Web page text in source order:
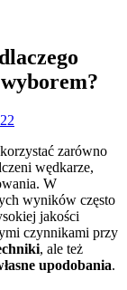
zarówno
wędkarze,
W
wyników często
jakości
czynnikami przy
, ale też
upodobania.